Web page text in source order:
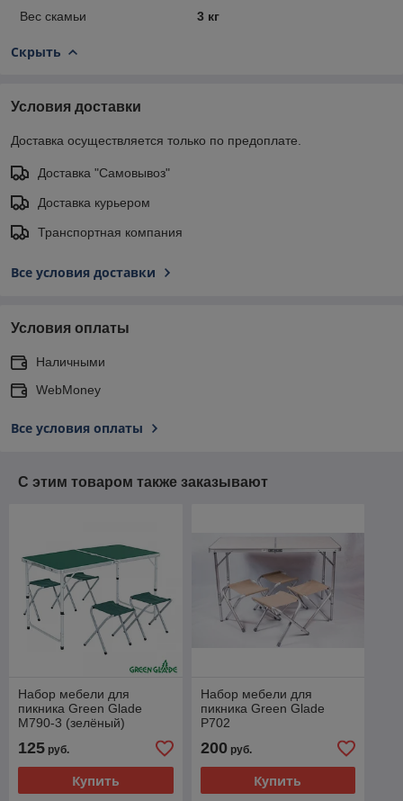
Вес скамьи 3 кг
Скрыть
Условия доставки
Доставка осуществляется только по предоплате.
Доставка "Самовывоз"
Доставка курьером
Транспортная компания
Все условия доставки
Условия оплаты
Наличными
WebMoney
Все условия оплаты
С этим товаром также заказывают
Набор мебели для
пикника Green Glade
M790-3 (зелёный)
125 руб.
Купить
Набор мебели для
пикника Green Glade
P702
200руб.
Купить